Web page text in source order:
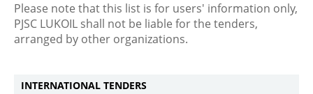
Please note that this list is for users' information only,
PJSC LUKOIL shall not be liable for the tenders,
arranged by other organizations.
INTERNATIONAL TENDERS